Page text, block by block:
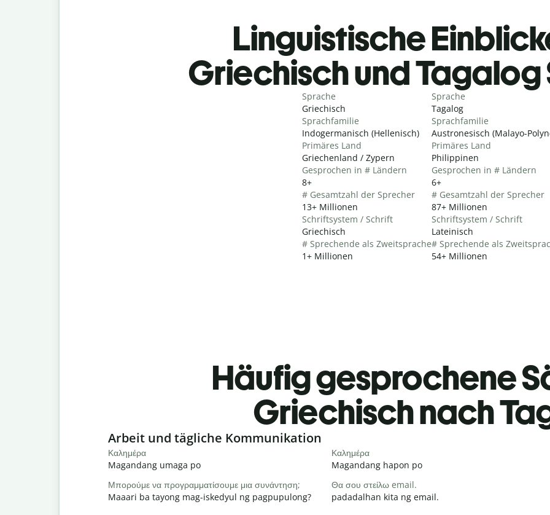
Linguistische
Griechisch und
Sprache
Griechisch
Sprachfamilie
Indogermanisch (Hellenisch)
Primäres Land
Griechenland / Zypern
Gesprochen in # Ländern
8+
# Gesamtzahl der Sprecher
13+ Millionen
Schriftsystem / Schrift
Griechisch
# Sprechende als Zweitsprache
1+ Millionen
Sprache
Tagalog
Sprachfamilie
Austronesisch (Malayo-
Primäres Land
Philippinen
Gesprochen in # Ländern
6+
# Gesamtzahl der Sprecher
87+ Millionen
Schriftsystem / Schrift
Lateinisch
# Sprechende als
54+ Millionen
Häufig gesprochene
Griechisch nach
Slide 1 of 6
Arbeit und tägliche Kommunikation
Καλημέρα
Magandang umaga po
Καλημέρα
Magandang hapon po
Μπορούμε να προγραμματίσουμε μια συνάντηση;
Maaari ba tayong mag-iskedyul ng pagpupulong?
Θα σου στείλω email.
padadalhan kita ng email.